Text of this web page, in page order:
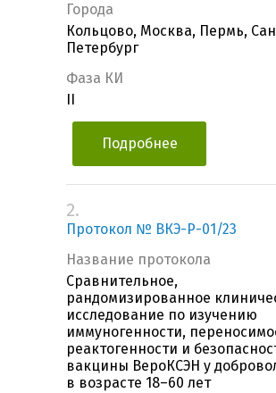
Города
Кольцово, Москва, Пермь,
Петербург
Фаза КИ
Подробнее
2.
Протокол № ВКЭ-Р-01/23
Название протокола
Сравнительное,
рандомизированное
исследование по изучению
иммуногенности,
реактогенности и
вакцины ВероКСЭН у
в возрасте 18–60 лет